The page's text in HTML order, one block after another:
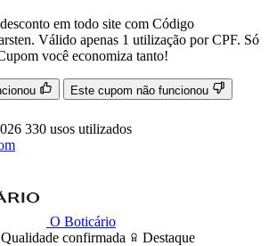
em todo site com Código
Válido apenas 1 utilização por CPF. Só
você economiza tanto!
Este cupom não funcionou
330 usos utilizados
O Boticário
Qualidade confirmada Destaque